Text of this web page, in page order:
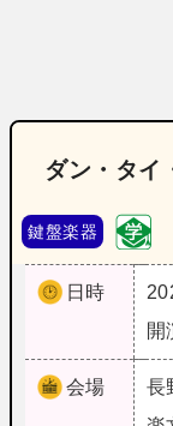
ダン・タイ
鍵盤楽器
日時
開
会場 長